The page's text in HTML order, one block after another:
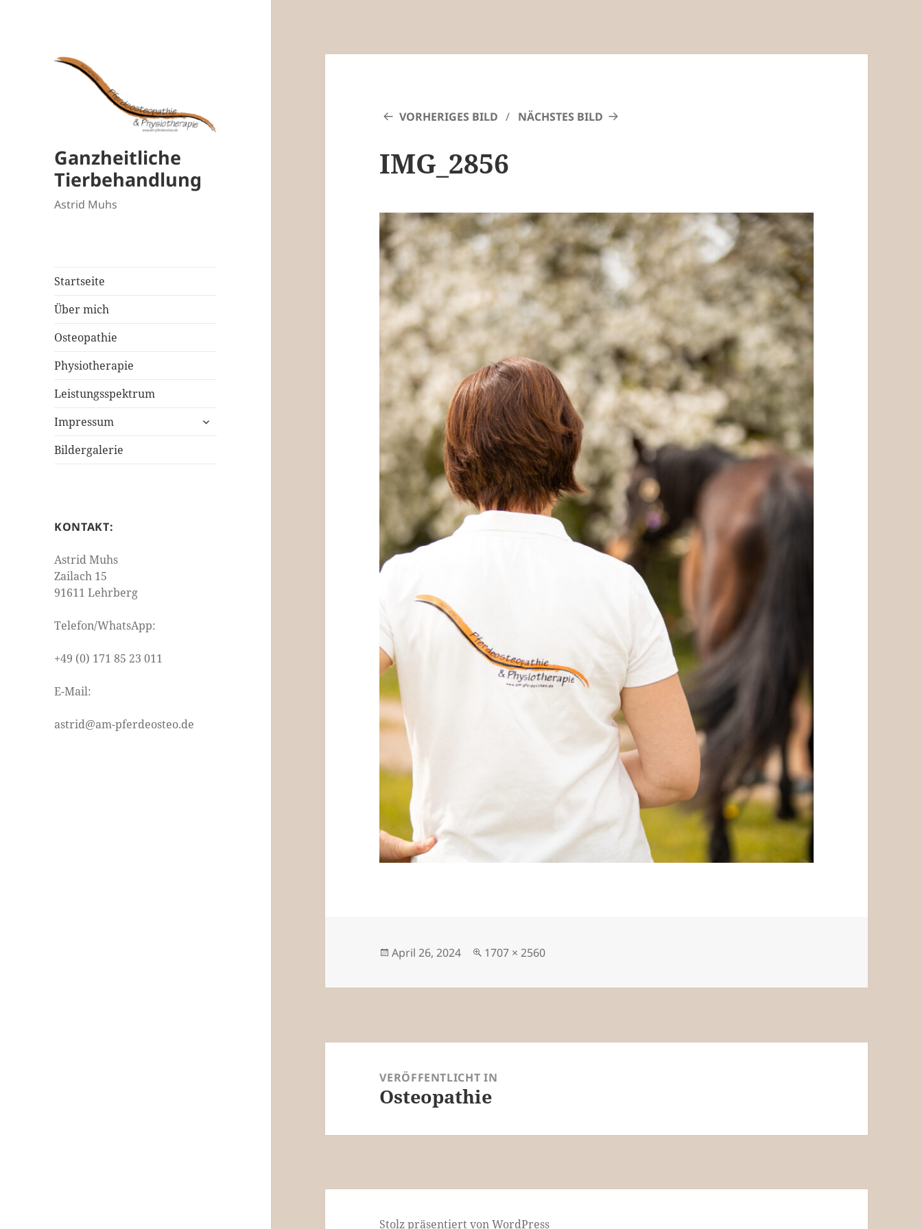
Ganzheitliche
Tierbehandlung
Astrid Muhs
Startseite
Über mich
Osteopathie
Physiotherapie
Leistungsspektrum
Impressum
untermenü
Bildergalerie
KONTAKT:
Astrid Muhs
Zailach 15
91611 Lehrberg
Telefon/WhatsApp:
+49 (0) 171 85 23 011
E-Mail:
astrid@am-pferdeosteo.de
VORHERIGES BILD NÄCHSTES BILD
IMG_2856
Veröffentlicht
April 26, 2024 Originalgröße
1707 × 2560
VERÖFFENTLICHT IN
Osteopathie
Stolz präsentiert von WordPress